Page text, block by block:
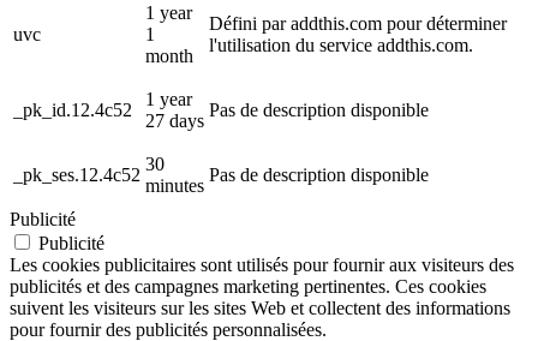
uvc
1 year
1
month
Défini par addthis.com pour déterminer
l'utilisation du service addthis.com.
_pk_id.12.4c52
1 year
27 days
Pas de description disponible
_pk_ses.12.4c52
30
minutes
Pas de description disponible
Publicité
Publicité
Les cookies publicitaires sont utilisés pour fournir aux visiteurs des
publicités et des campagnes marketing pertinentes. Ces cookies
suivent les visiteurs sur les sites Web et collectent des informations
pour fournir des publicités personnalisées.